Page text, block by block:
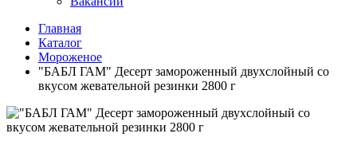
Главная
Каталог
Мороженое
"БАБЛ ГАМ" Десерт замороженный двухслойный со
вкусом жевательной резинки 2800 г